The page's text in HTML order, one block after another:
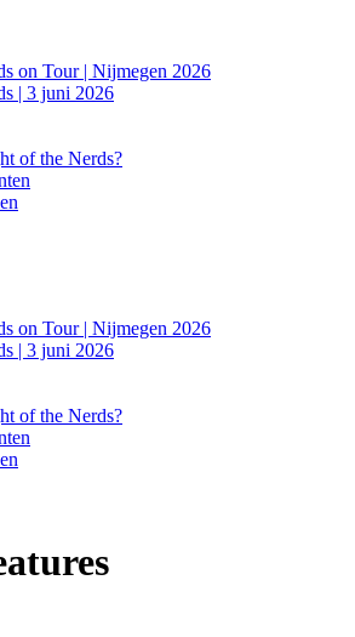
on Tour | Nijmegen 2026
| 3 juni 2026
of the Nerds?
on Tour | Nijmegen 2026
| 3 juni 2026
of the Nerds?